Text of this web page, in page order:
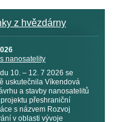
z hvězdárny
nanosatelity
10. – 12. 7 2026 se
uskutečnila Víkendová
a stavby nanosatelitů
přeshraniční
s názvem Rozvoj
v oblasti vývoje